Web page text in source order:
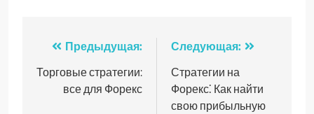
Навигация
по
записям
Предыдущая:
Торговые стратегии:
все для Форекс
Следующая:
Стратегии на
Форекс⁚ Как найти
свою прибыльную